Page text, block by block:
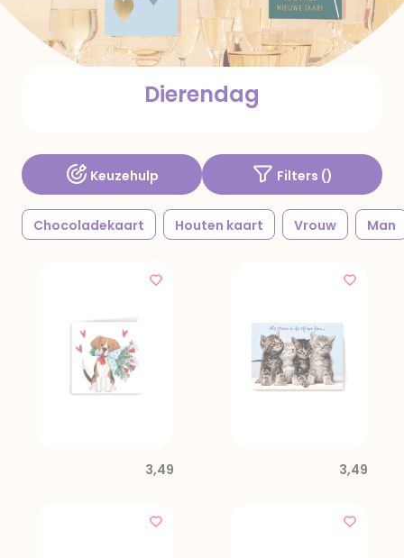
Dierendag
Keuzehulp Filters ()
Chocoladekaart Houten kaart Vrouw Man
3,49 3,49